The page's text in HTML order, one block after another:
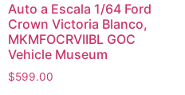
Auto a Escala 1/64 Ford
Crown Victoria Blanco,
MKMFOCRVIIBL GOC
Vehicle Museum
$599.00